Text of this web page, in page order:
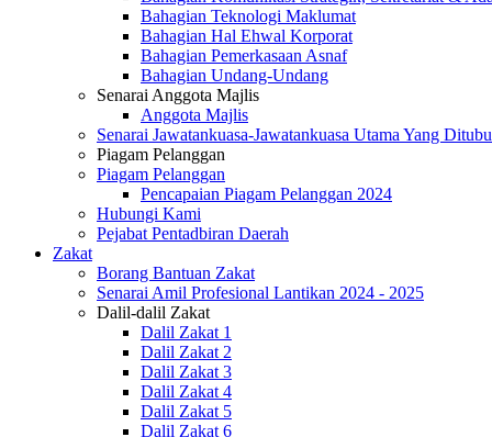
Bahagian Teknologi Maklumat
Bahagian Hal Ehwal Korporat
Bahagian Pemerkasaan Asnaf
Bahagian Undang-Undang
Senarai Anggota Majlis
Anggota Majlis
Senarai Jawatankuasa-Jawatankuasa Utama Yang
Piagam Pelanggan
Piagam Pelanggan
Pencapaian Piagam Pelanggan 2024
Hubungi Kami
Pejabat Pentadbiran Daerah
Zakat
Borang Bantuan Zakat
Senarai Amil Profesional Lantikan 2024 - 2025
Dalil-dalil Zakat
Dalil Zakat 1
Dalil Zakat 2
Dalil Zakat 3
Dalil Zakat 4
Dalil Zakat 5
Dalil Zakat 6